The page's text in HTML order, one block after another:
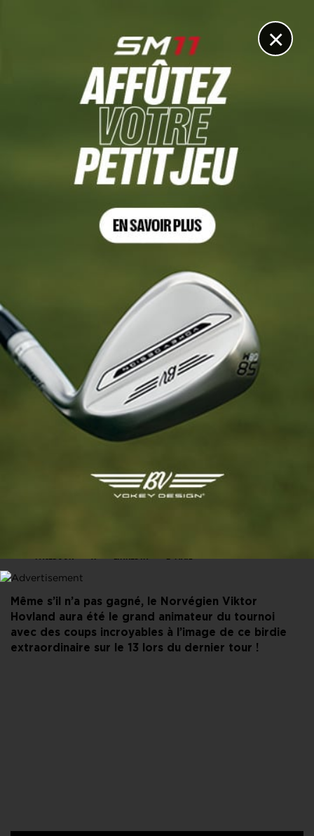
×
Même s’il n’a pas gagné, le Norvégien Viktor
Hovland aura été le grand animateur du tournoi
avec des coups incroyables à l’image de ce birdie
extraordinaire sur le 13 lors du dernier tour !